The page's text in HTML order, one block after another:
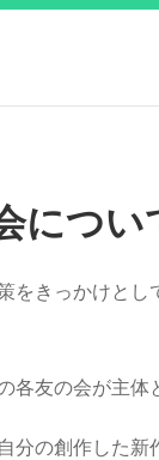
につい
をきっかけと
各友の会が主体
分の創作した